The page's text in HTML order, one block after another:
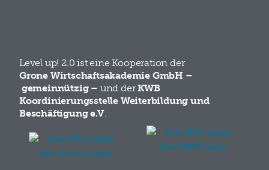
Level up! 2.0 ist eine Kooperation der
Grone Wirtschaftsakademie GmbH –
gemeinnützig – und derKWB
Koordinierungsstelle Weiterbildung und
Beschäftigung e.V.